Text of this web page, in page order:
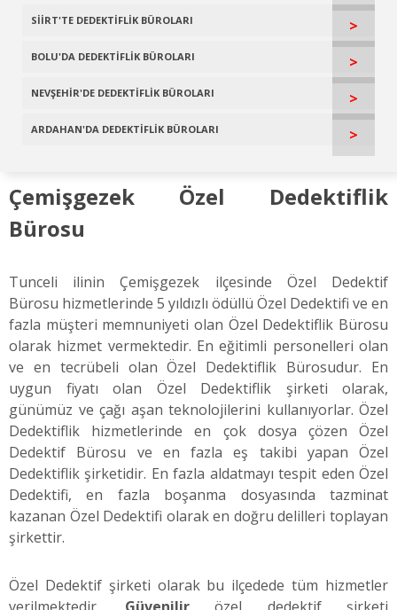
SİİRT'TE DEDEKTİFLİK BÜROLARI >
BOLU'DA DEDEKTİFLİK BÜROLARI >
NEVŞEHİR'DE DEDEKTİFLİK BÜROLARI >
ARDAHAN'DA DEDEKTİFLİK BÜROLARI >
Çemişgezek Özel Dedektiflik
Bürosu
Tunceli ilinin Çemişgezek ilçesinde Özel Dedektif
Bürosu hizmetlerinde 5 yıldızlı ödüllü Özel Dedektifi ve en
fazla müşteri memnuniyeti olan Özel Dedektiflik Bürosu
olarak hizmet vermektedir. En eğitimli personelleri olan
ve en tecrübeli olan Özel Dedektiflik Bürosudur. En
uygun fiyatı olan Özel Dedektiflik şirketi olarak,
günümüz ve çağı aşan teknolojilerini kullanıyorlar. Özel
Dedektiflik hizmetlerinde en çok dosya çözen Özel
Dedektif Bürosu ve en fazla eş takibi yapan Özel
Dedektiflik şirketidir. En fazla aldatmayı tespit eden Özel
Dedektifi, en fazla boşanma dosyasında tazminat
kazanan Özel Dedektifi olarak en doğru delilleri toplayan
şirkettir.
Özel Dedektif şirketi olarak bu ilçedede tüm hizmetler